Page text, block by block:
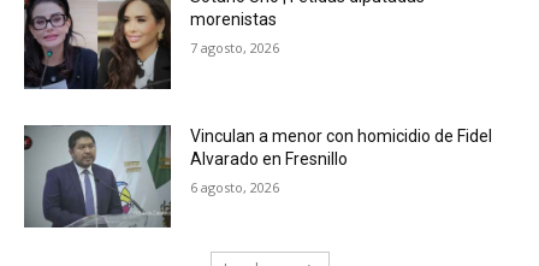
morenistas
7 agosto, 2026
Vinculan a menor con homicidio de Fidel
Alvarado en Fresnillo
6 agosto, 2026